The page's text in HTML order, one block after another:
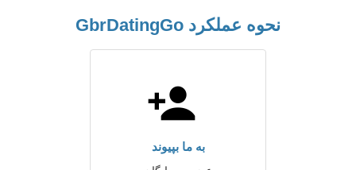
نحوه عملکرد GbrDatingGo
به ما بپیوند